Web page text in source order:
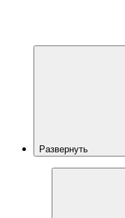
Развернуть